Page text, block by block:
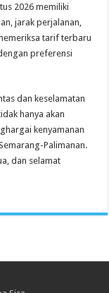
2026 memiliki
jarak perjalanan,
tarif terbaru
preferensi
dan keselamatan
hanya akan
kenyamanan
Palimanan.
dan selamat